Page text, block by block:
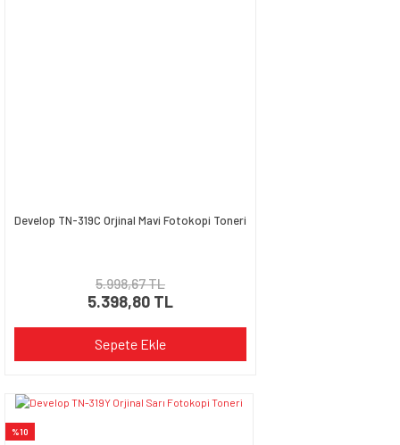
Develop TN-319C Orjinal Mavi Fotokopi Toneri
5.998,67 TL
5.398,80 TL
Sepete Ekle
%10